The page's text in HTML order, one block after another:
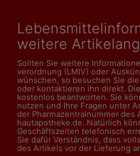
weitere
Sollten Sie weitere
verordnung (LMIV) oder
wünschen, so besuchen Sie
oder kontaktieren ihn direkt.
kostenlos beantworten. Sie
nutzen und Ihre Fragen unter
der Pharmazentralnummer
hautapotheke.de. Natürlich
Geschäftszeiten telefonisch
Sie dafür Verständnis, dass
des Artikels vor der Lieferung